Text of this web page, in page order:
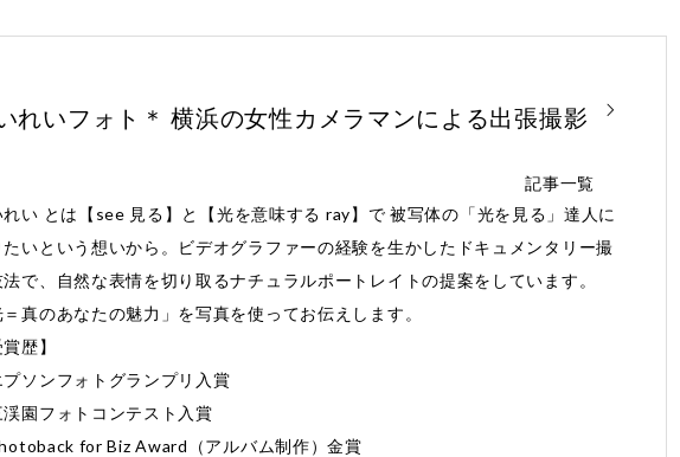
れいフォト＊ 横浜の女性カメラマンによる出張撮影
記事一覧
れい とは【see 見る】と【光を意味する ray】で 被写体の「光を見る」達人に
たいという想いから。ビデオグラファーの経験を生かしたドキュメンタリー撮
で、自然な表情を切り取るナチュラルポートレイトの提案をしています。
＝真のあなたの魅力」を写真を使ってお伝えします。
賞歴】
プソンフォトグランプリ入賞
渓園フォトコンテスト入賞
for Biz Award（アルバム制作）金賞